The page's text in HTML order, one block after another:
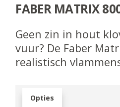
FABER MATRIX
Geen zin in hout
vuur? De Faber
realistisch
Opties